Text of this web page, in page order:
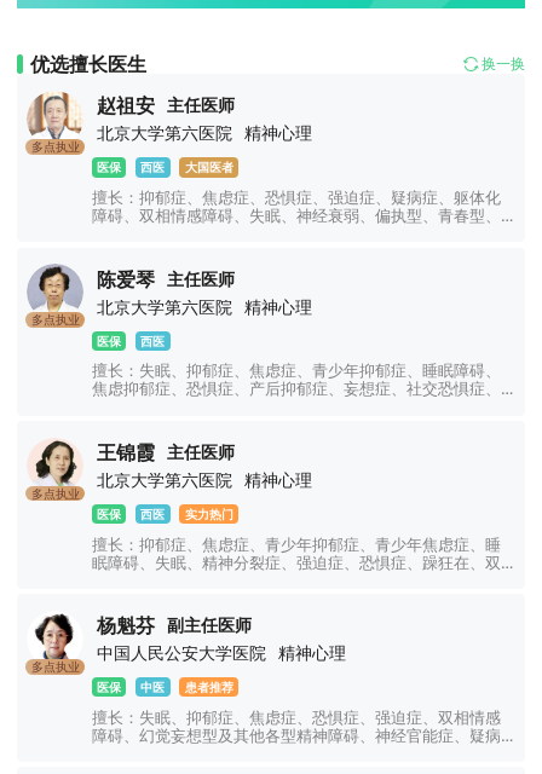
优选擅长医生 换一换
多点执业
赵祖安
主任医师
北京大学第六医院
精神心理
医保 西医 大国医者
擅长：抑郁症、焦虑症、恐惧症、强迫症、疑病症、躯体化
障碍、双相情感障碍、失眠、神经衰弱、偏执型、青春型、
神心理、睡眠障碍科、躁狂症、恐惧症、神经官能症、植物
神经紊乱、头痛头晕、更年期综合征、心理咨询、注意力不
集中、网瘾、青少年厌学叛逆等青少年儿童心理问题。
多点执业
陈爱琴
主任医师
北京大学第六医院
精神心理
医保 西医
擅长：失眠、抑郁症、焦虑症、青少年抑郁症、睡眠障碍、
焦虑抑郁症、恐惧症、产后抑郁症、妄想症、社交恐惧症、
体化障碍、神经官能症、植物神经紊乱、注意力不集中、网
瘾、青少年厌学叛逆等青少年儿童心理问题。
多点执业
王锦霞
主任医师
北京大学第六医院
精神心理
医保 西医 实力热门
擅长：抑郁症、焦虑症、青少年抑郁症、青少年焦虑症、睡
眠障碍、失眠、精神分裂症、强迫症、恐惧症、躁狂在、双
障碍、疑病症、妄想症、儿童焦虑抑郁症、创伤应激障碍、
神经衰弱、社交障碍、学习障碍、厌学、网瘾、青少年叛
逆、注意力不集中等精神心理疾病的诊治。
多点执业
杨魁芬
副主任医师
中国人民公安大学医院
精神心理
医保 中医 患者推荐
擅长：失眠、抑郁症、焦虑症、恐惧症、强迫症、双相情感
障碍、幻觉妄想型及其他各型精神障碍、神经官能症、疑病